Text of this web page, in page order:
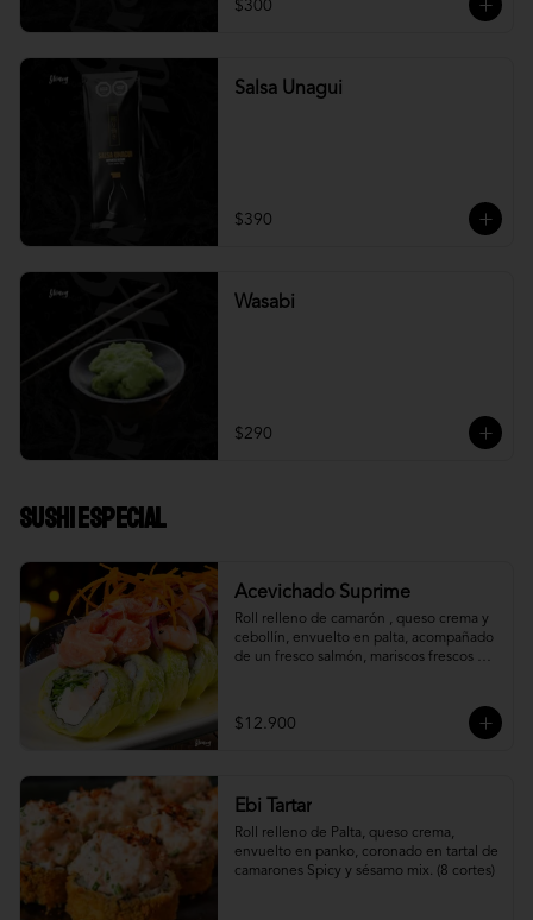
$300
Salsa Unagui
$390
Wasabi
$290
Sushi Especial
Acevichado Suprime
Roll relleno de camarón , queso crema y
cebollín, envuelto en palta, acompañado
de un fresco salmón, mariscos frescos en
$12.900
Ebi Tartar
Roll relleno de Palta, queso crema,
envuelto en panko, coronado en tartal de
camarones Spicy y sésamo mix. (8 cortes)